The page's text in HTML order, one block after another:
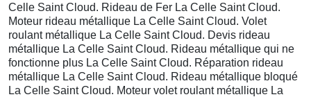
Celle Saint Cloud. Rideau de Fer La Celle Saint Cloud.
Moteur rideau métallique La Celle Saint Cloud. Volet
roulant métallique La Celle Saint Cloud. Devis rideau
métallique La Celle Saint Cloud. Rideau métallique qui ne
fonctionne plus La Celle Saint Cloud. Réparation rideau
métallique La Celle Saint Cloud. Rideau métallique bloqué
La Celle Saint Cloud. Moteur volet roulant métallique La